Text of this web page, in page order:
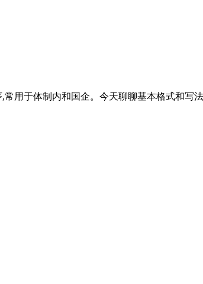
用于体制内和国企。今天聊聊基本格式和写